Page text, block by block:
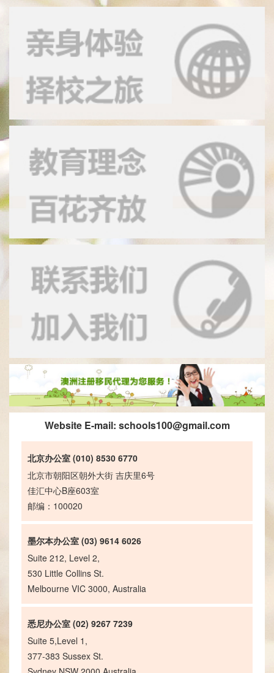
Website E-mail: schools100@gmail.com
北京办公室 (010) 8530 6770
北京市朝阳区朝外大街 吉庆里6号
佳汇中心B座603室
邮编：100020
墨尔本办公室 (03) 9614 6026
Suite 212, Level 2,
530 Little Collins St.
Melbourne VIC 3000, Australia
悉尼办公室 (02) 9267 7239
Suite 5,Level 1,
377-383 Sussex St.